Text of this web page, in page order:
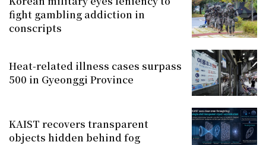
fight gambling addiction in
conscripts
Heat-related illness cases surpass
500 in Gyeonggi Province
KAIST recovers transparent
objects hidden behind fog